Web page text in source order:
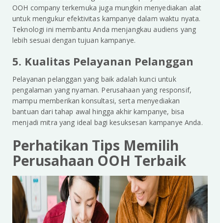
OOH company terkemuka juga mungkin menyediakan alat
untuk mengukur efektivitas kampanye dalam waktu nyata.
Teknologi ini membantu Anda menjangkau audiens yang
lebih sesuai dengan tujuan kampanye.
5. Kualitas Pelayanan Pelanggan
Pelayanan pelanggan yang baik adalah kunci untuk
pengalaman yang nyaman. Perusahaan yang responsif,
mampu memberikan konsultasi, serta menyediakan
bantuan dari tahap awal hingga akhir kampanye, bisa
menjadi mitra yang ideal bagi kesuksesan kampanye Anda.
Perhatikan Tips Memilih
Perusahaan OOH Terbaik